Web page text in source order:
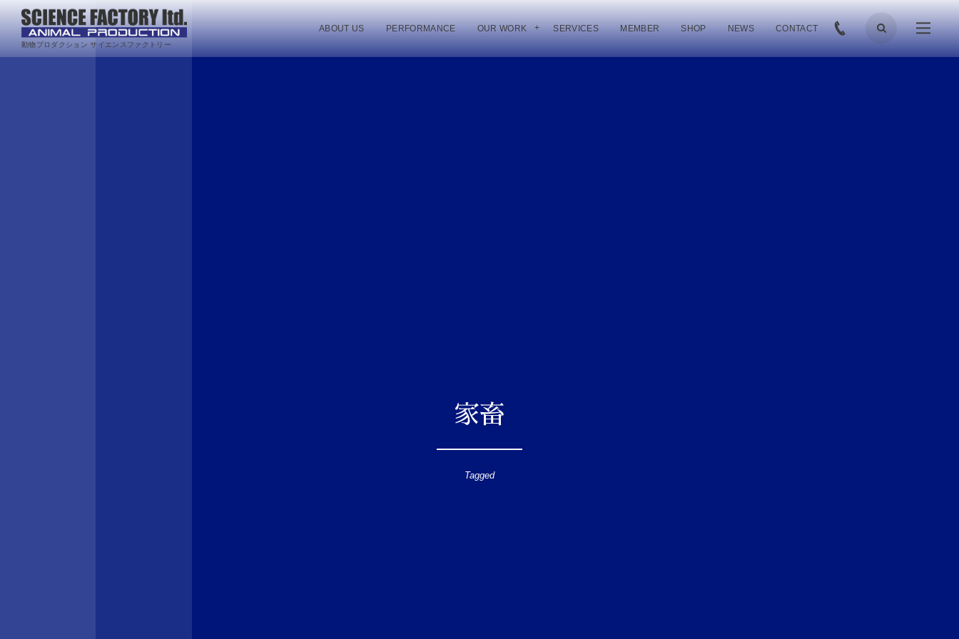
動物プロダクション サイエンスファクトリー
ABOUT US PERFORMANCE OUR WORK SERVICES MEMBER SHOP NEWS CONTACT
家畜
Tagged